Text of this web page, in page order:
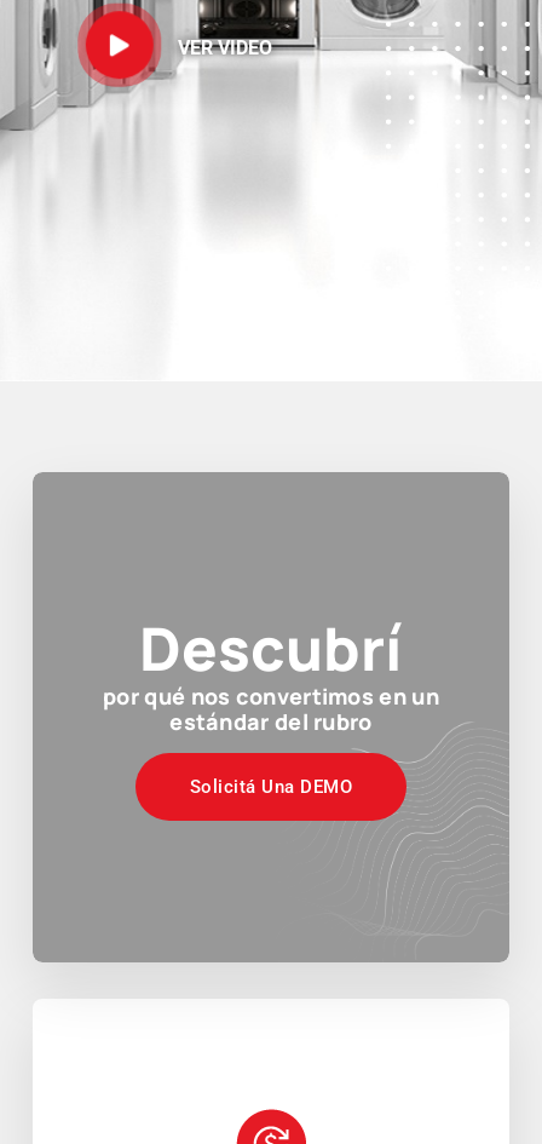
VER VIDEO
Descubrí
por qué nos convertimos en un
estándar del rubro
Solicitá Una DEMO